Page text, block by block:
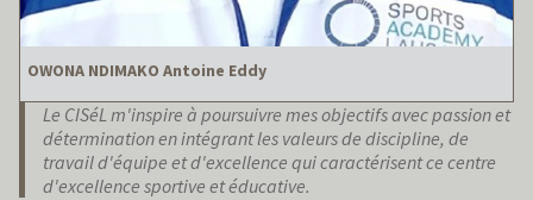
OWONA NDIMAKO Antoine Eddy
Le CISéL m'inspire à poursuivre mes objectifs avec passion et
détermination en intégrant les valeurs de discipline, de
travail d'équipe et d'excellence qui caractérisent ce centre
d'excellence sportive et éducative.